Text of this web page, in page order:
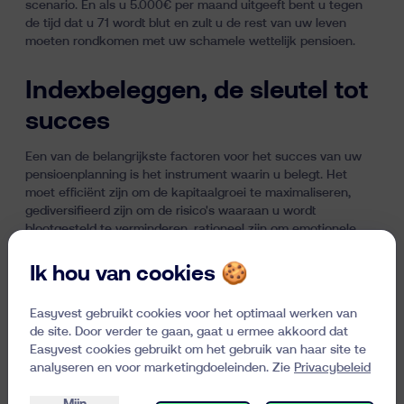
scenario. En als u 5.000€ per maand uitgeeft bent u tegen
de tijd dat u 71 wordt blut en zult u de rest van uw leven
moeten rondkomen met uw schamele wettelijk pensioen.
Indexbeleggen, de sleutel tot
succes
Een van de belangrijkste factoren voor het succes van uw
pensioenplanning is het instrument waarin u belegt. Het
moet efficiënt zijn om de kapitaalgroei te maximaliseren,
gediversifieerd zijn om de risico's waaraan u wordt
blootgesteld te verminderen, rationeel zijn om emotionele
voldoende rendement genereert.
trackers – oftewel indexfondsen
. Deze passieve strategie is
gebaseerd op een financieel feit:
markt
op de lange termijn. Deze aanpak is niet alleen
efficiënt en minimaliseert uw kosten, maar vereist ook geen
Ik hou van cookies 🍪
Easyvest gebruikt cookies voor het optimaal werken van
de site. Door verder te gaan, gaat u ermee akkoord dat
Easyvest cookies gebruikt om het gebruik van haar site te
analyseren en voor marketingdoeleinden. Zie Privacybeleid